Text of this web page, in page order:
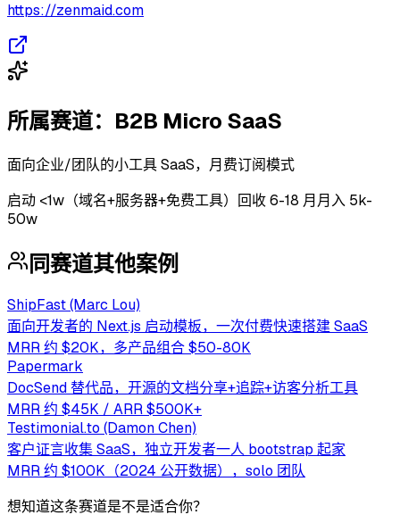
https://zenmaid.com
所属赛道： B2B Micro SaaS
面向企业/团队的小工具 SaaS，月费订阅模式
启动 <1w（域名+服务器+免费工具） 回收6-18 月 月入 5k-
50w
同赛道其他案例
ShipFast (Marc Lou)
面向开发者的 Next.js 启动模板，一次付费快速搭建 SaaS
MRR 约 $20K，多产品组合 $50-80K
Papermark
DocSend 替代品，开源的文档分享+追踪+访客分析工具
MRR 约 $45K / ARR $500K+
Testimonial.to (Damon Chen)
客户证言收集 SaaS，独立开发者一人 bootstrap 起家
MRR 约 $100K（2024 公开数据），solo 团队
想知道这条赛道是不是适合你？